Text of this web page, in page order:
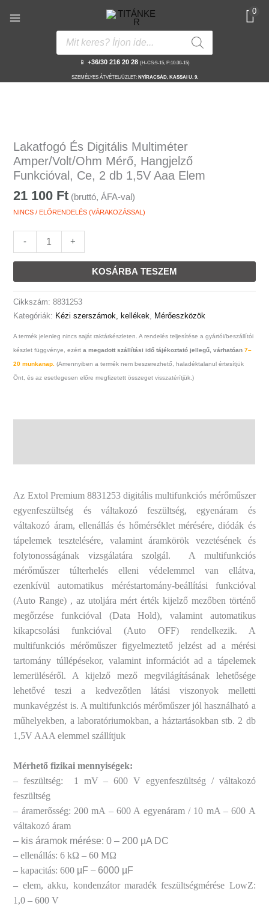
0
Products
search
📱 +36/30 216 20 28 (H-CS:9-15, P:10:30-15)
SZEMÉLYES ÁTVÉTEL/ÜZLET: NYÍRACSÁD, KASSAI U. 9.
Lakatfogó És Digitális Multiméter
Amper/Volt/Ohm Mérő, Hangjelző
Funkcióval, Ce, 2 db 1,5V Aaa Elem
21 100 Ft (bruttó, ÁFA-val)
NINCS / ELŐRENDELÉS (VÁRAKOZÁSSAL)
-
És
Digitális
Multiméter
Amper/Volt/Ohm
Mérő,
Hangjelző
2
1,5V
Aaa
Elem
mennyiség
+
KOSÁRBA TESZEM
Cikkszám:8831253
Kategóriák: Kézi szerszámok, kellékek, Mérőeszközök
A termék jelenleg nincs saját raktárkészleten. A rendelés teljesítése a gyártói/beszállítói
készlet függvénye, ezérta megadott szállítási idő tájékoztató jellegű, várhatóan7–
20 munkanap. (Amennyiben a termék nem beszerezhető, haladéktalanul értesítjük
Önt, és az esetlegesen előre megfizetett összeget visszatérítjük.)
Az Extol Premium 8831253 digitális multifunkciós mérőműszer
egyenfeszültség és váltakozó feszültség, egyenáram és
váltakozó áram, ellenállás és hőmérséklet mérésére, diódák és
tápelemek tesztelésére, valamint áramkörök vezetésének és
folytonosságának vizsgálatára szolgál. A multifunkciós
mérőműszer túlterhelés elleni védelemmel van ellátva,
ezenkívül automatikus méréstartomány-beállítási funkcióval
(Auto Range) , az utoljára mért érték kijelző mezőben történő
megőrzése funkcióval (Data Hold), valamint automatikus
kikapcsolási funkcióval (Auto OFF) rendelkezik. A
multifunkciós mérőműszer figyelmeztető jelzést ad a mérési
tartomány túllépésekor, valamint információt ad a tápelemek
lemerüléséről. A kijelző mező megvilágításának lehetősége
lehetővé teszi a kedvezőtlen látási viszonyok melletti
munkavégzést is. A multifunkciós mérőműszer jól használható a
műhelyekben, a laboratóriumokban, a háztartásokban stb. 2 db
1,5V AAA elemmel szállítjuk
Mérhető fizikai mennyiségek:
– feszültség: 1 mV – 600 V egyenfeszültség / váltakozó
feszültség
– áramerősség: 200 mA – 600 A egyenáram / 10 mA – 600 A
váltakozó áram
– kis áramok mérése: 0 – 200 µA DC
– ellenállás: 6 kΩ – 60 MΩ
– kapacitás: 600 µF – 6000 µF
– elem, akku, kondenzátor maradék feszültségmérése LowZ:
1,0 – 600 V